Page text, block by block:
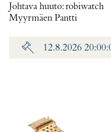
Johtava huuto:robiwatch
Myyrmäen Pantti
12.8.2026